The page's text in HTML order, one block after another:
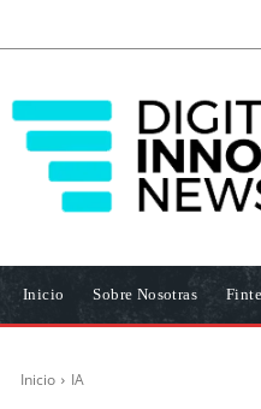
Inicio Sobre Nosotras
Inicio IA